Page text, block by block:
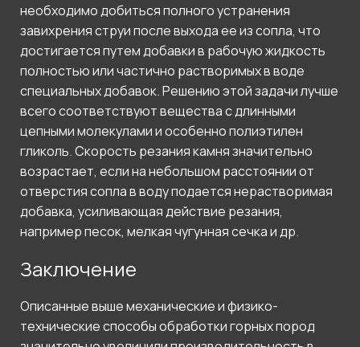
необходимо добиться полного устранения
завихрения струи после выхода ее из сопла, что
достигается путем добавки в рабочую жидкость
полностью или частично растворимых в воде
специальных добавок. Решению этой задачи лучше
всего соответствуют вещества с длинными
цепными молекулами и особенно полиэтилен
гликоль. Скорость резания камня значительно
возрастает, если на небольшом расстоянии от
отверстия сопла в воду подается нерастворимая
добавка, усиливающая действие резания,
например песок, мелкая чугунная сечка и др.
Заключение
Описанные выше механические и физико-
технические способы обработки горных пород